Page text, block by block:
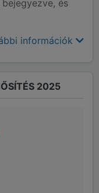
és
információk
2025